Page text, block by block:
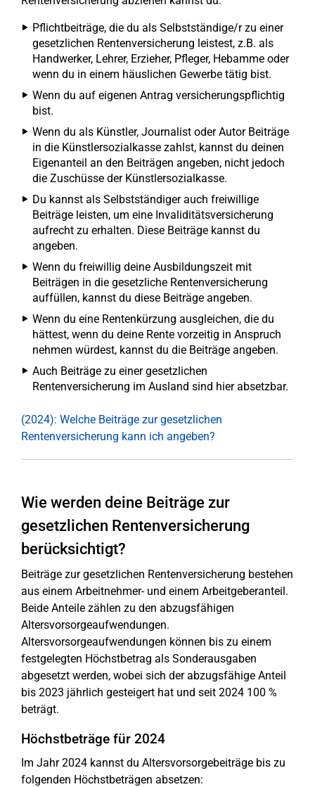
Pflichtbeiträge, die du als Selbstständige/r zu einer
gesetzlichen Rentenversicherung leistest, z.B. als
Handwerker, Lehrer, Erzieher, Pfleger, Hebamme oder
wenn du in einem häuslichen Gewerbe tätig bist.
Wenn du auf eigenen Antrag versicherungspflichtig
bist.
Wenn du als Künstler, Journalist oder Autor Beiträge
in die Künstlersozialkasse zahlst, kannst du deinen
Eigenanteil an den Beiträgen angeben, nicht jedoch
die Zuschüsse der Künstlersozialkasse.
Du kannst als Selbstständiger auch freiwillige
Beiträge leisten, um eine Invaliditätsversicherung
aufrecht zu erhalten. Diese Beiträge kannst du
angeben.
Wenn du freiwillig deine Ausbildungszeit mit
Beiträgen in die gesetzliche Rentenversicherung
auffüllen, kannst du diese Beiträge angeben.
Wenn du eine Rentenkürzung ausgleichen, die du
hättest, wenn du deine Rente vorzeitig in Anspruch
nehmen würdest, kannst du die Beiträge angeben.
Auch Beiträge zu einer gesetzlichen
Rentenversicherung im Ausland sind hier absetzbar.
(2024): Welche Beiträge zur gesetzlichen
Rentenversicherung kann ich angeben?
Wie werden deine Beiträge zur
gesetzlichen Rentenversicherung
berücksichtigt?
Beiträge zur gesetzlichen Rentenversicherung bestehen
aus einem Arbeitnehmer- und einem Arbeitgeberanteil.
Beide Anteile zählen zu den abzugsfähigen
Altersvorsorgeaufwendungen.
Altersvorsorgeaufwendungen können bis zu einem
festgelegten Höchstbetrag als Sonderausgaben
abgesetzt werden, wobei sich der abzugsfähige Anteil
bis 2023 jährlich gesteigert hat und seit 2024 100 %
beträgt.
Höchstbeträge für 2024
Im Jahr 2024 kannst du Altersvorsorgebeiträge bis zu
folgenden Höchstbeträgen absetzen: